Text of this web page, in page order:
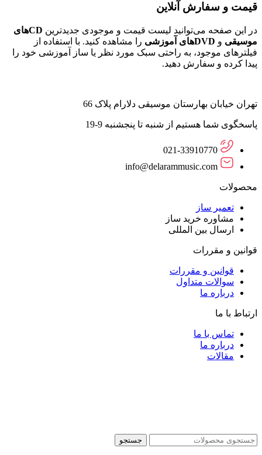
قیمت و سفارش آنلاین
در این صفحه می‌توانید لیست قیمت و موجودی جدیدترین
CDهای
موسیقی و DVDهای آموزشی
را مشاهده کنید. با استفاده از
فیلترهای موجود، به راحتی سبک مورد نظر یا ساز آموزشی خود را
پیدا کرده و سفارش دهید.
تهران خیابان بهارستان موسیقی دلارام پلاک 66
پاسخگوی شما هستیم از شنبه تا پنجشنبه 9-19
021-33910770
info@delarammusic.com
محصولات
تعمیر ساز
مشاوره خرید ساز
ارسال بین المللی
قوانین و مقررات
قوانین و مقررات
سوالات متداول
درباره ما
ارتباط با ما
تماس با ما
درباره ما
مقالات
جستجو